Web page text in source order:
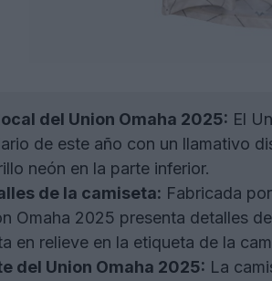
del Union Omaha 2025: El
de este año con un llamativo
neón en la parte inferior.
de la camiseta: Fabricada
Omaha 2025 presenta detalles
en relieve en la etiqueta de la
del Union Omaha 2025: La